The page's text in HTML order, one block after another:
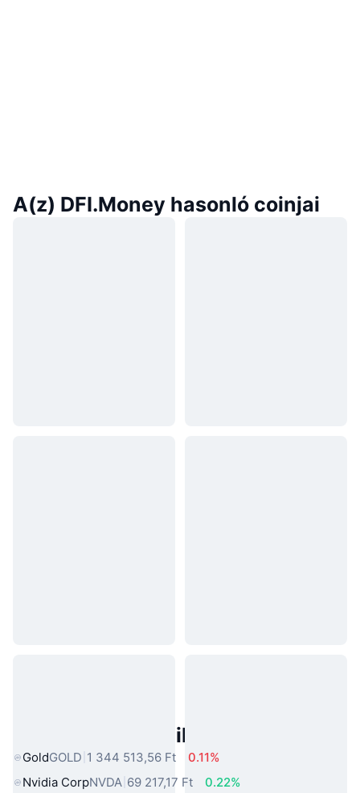
A(z) DFI.Money hasonló coinjai
Népszerű Való Világbeli Eszközök
GoldGOLD 1 344 513,56 Ft
0.11%
Nvidia CorpNVDA 69 217,17 Ft 0.22%